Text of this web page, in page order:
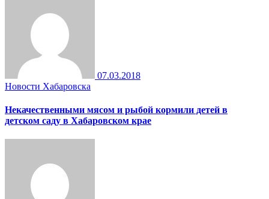
07.03.2018
Новости Хабаровска
Некачественными мясом и рыбой кормили детей в
детском саду в Хабаровском крае